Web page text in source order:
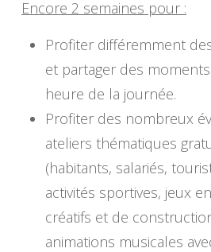
Encore 2 semaines pour :
Profiter différemment
et partager des
heure de la journée.
Profiter des nombreux
ateliers thématiques
(habitants, salariés,
activités sportives, jeux
créatifs et de
animations musicales